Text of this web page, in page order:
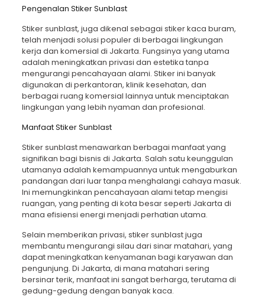
Pengenalan Stiker Sunblast
Stiker sunblast, juga dikenal sebagai stiker kaca buram,
telah menjadi solusi populer di berbagai lingkungan
kerja dan komersial di Jakarta. Fungsinya yang utama
adalah meningkatkan privasi dan estetika tanpa
mengurangi pencahayaan alami. Stiker ini banyak
digunakan di perkantoran, klinik kesehatan, dan
berbagai ruang komersial lainnya untuk menciptakan
lingkungan yang lebih nyaman dan profesional.
Manfaat Stiker Sunblast
Stiker sunblast menawarkan berbagai manfaat yang
signifikan bagi bisnis di Jakarta. Salah satu keunggulan
utamanya adalah kemampuannya untuk mengaburkan
pandangan dari luar tanpa menghalangi cahaya masuk.
Ini memungkinkan pencahayaan alami tetap mengisi
ruangan, yang penting di kota besar seperti Jakarta di
mana efisiensi energi menjadi perhatian utama.
Selain memberikan privasi, stiker sunblast juga
membantu mengurangi silau dari sinar matahari, yang
dapat meningkatkan kenyamanan bagi karyawan dan
pengunjung. Di Jakarta, di mana matahari sering
bersinar terik, manfaat ini sangat berharga, terutama di
gedung-gedung dengan banyak kaca.